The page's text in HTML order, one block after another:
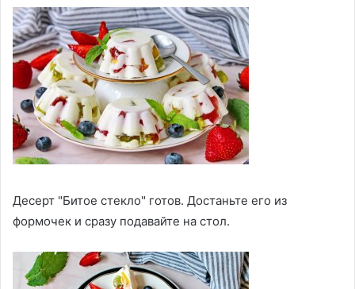
Десерт "Битое стекло" готов. Достаньте его из
формочек и сразу подавайте на стол.